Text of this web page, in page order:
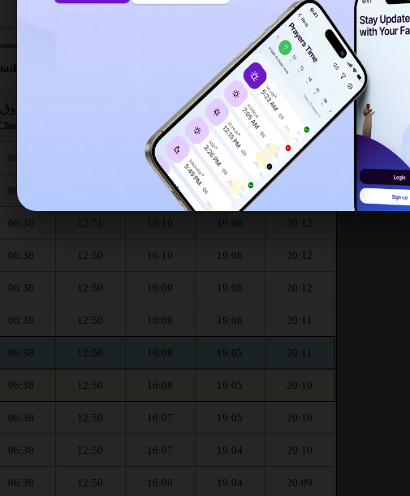
pour le mois de August :
الشروق
Asr
المغرب
Maghrib
العشاء
Isha
06:38 16:11 19:07 20:13
06:38 16:11 19:07
06:38 12:51 16:10 19:06 20:12
06:38 12:50 16:10 19:06 20:12
06:38 12:50 16:09 19:06 20:12
06:38 12:50 16:09 19:06 20:11
06:38 12:50 16:08 19:05 20:11
06:38 12:50 16:08 19:05 20:10
06:38 12:50 16:07 19:05 20:10
06:38 12:50 16:07 19:04 20:10
06:38 12:50 16:06 19:04 20:09